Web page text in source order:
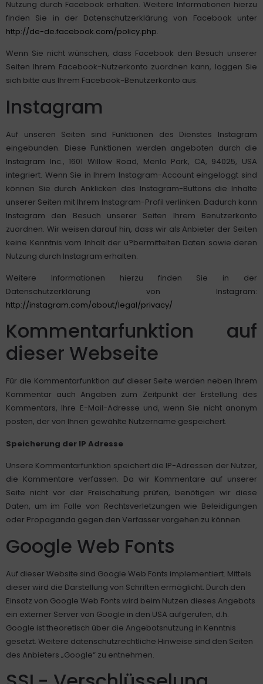
Nutzung durch Facebook erhalten. Weitere Informationen hierzu
finden Sie in der Datenschutzerklärung von Facebook unter
http://de-de.facebook.com/policy.php.
Wenn Sie nicht wünschen, dass Facebook den Besuch unserer
Seiten Ihrem Facebook-Nutzerkonto zuordnen kann, loggen Sie
sich bitte aus Ihrem Facebook-Benutzerkonto aus.
Instagram
Auf unseren Seiten sind Funktionen des Dienstes Instagram
eingebunden. Diese Funktionen werden angeboten durch die
Instagram Inc., 1601 Willow Road, Menlo Park, CA, 94025, USA
integriert. Wenn Sie in Ihrem Instagram-Account eingeloggt sind
können Sie durch Anklicken des Instagram-Buttons die Inhalte
unserer Seiten mit Ihrem Instagram-Profil verlinken. Dadurch kann
Instagram den Besuch unserer Seiten Ihrem Benutzerkonto
zuordnen. Wir weisen darauf hin, dass wir als Anbieter der Seiten
keine Kenntnis vom Inhalt der u?bermittelten Daten sowie deren
Nutzung durch Instagram erhalten.
Weitere Informationen hierzu finden Sie in der
Datenschutzerklärung von Instagram:
http://instagram.com/about/legal/privacy/
Kommentarfunktion auf
dieser Webseite
Für die Kommentarfunktion auf dieser Seite werden neben Ihrem
Kommentar auch Angaben zum Zeitpunkt der Erstellung des
Kommentars, Ihre E-Mail-Adresse und, wenn Sie nicht anonym
posten, der von Ihnen gewählte Nutzername gespeichert.
Speicherung der IP Adresse
Unsere Kommentarfunktion speichert die IP-Adressen der Nutzer,
die Kommentare verfassen. Da wir Kommentare auf unserer
Seite nicht vor der Freischaltung prüfen, benötigen wir diese
Daten, um im Falle von Rechtsverletzungen wie Beleidigungen
oder Propaganda gegen den Verfasser vorgehen zu können.
Google Web Fonts
Auf dieser Website sind Google Web Fonts implementiert. Mittels
dieser wird die Darstellung von Schriften ermöglicht. Durch den
Einsatz von Google Web Fonts wird beim Nutzen dieses Angebots
ein externer Server von Google in den USA aufgerufen, d.h.
Google ist theoretisch über die Angebotsnutzung in Kenntnis
gesetzt. Weitere datenschutzrechtliche Hinweise sind den Seiten
des Anbieters „Google“ zu entnehmen.